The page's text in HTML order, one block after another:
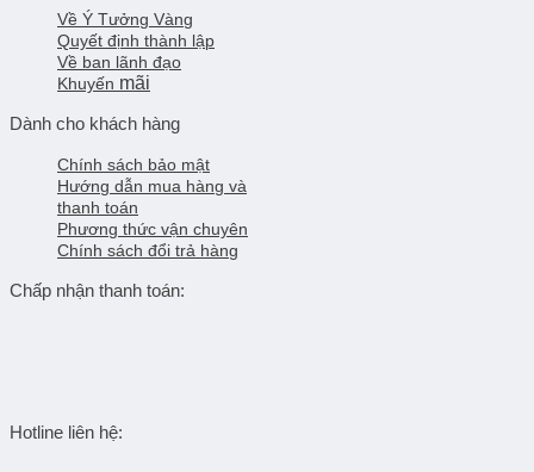
Về Ý Tưởng Vàng
Quyết định thành lập
Về ban lãnh đạo
Khuyến mãi
Dành cho khách hàng
Chính sách bảo mật
Hướng dẫn mua hàng và
thanh toán
Phương thức vận chuyên
Chính sách đổi trả hàng
Chấp nhận thanh toán:
Hotline liên hệ: